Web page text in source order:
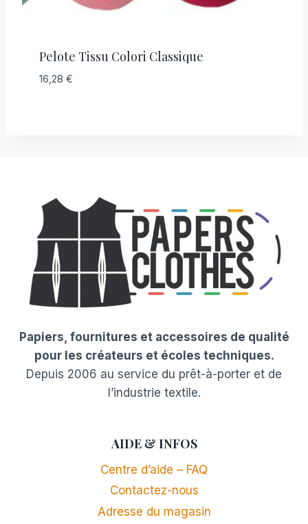
Pelote Tissu Colori Classique
16,28 €
Papiers, fournitures et accessoires de qualité
pour les créateurs et écoles techniques.
Depuis 2006 au service du prêt-à-porter et de
l’industrie textile.
AIDE & INFOS
Centre d’aide – FAQ
Contactez-nous
Adresse du magasin